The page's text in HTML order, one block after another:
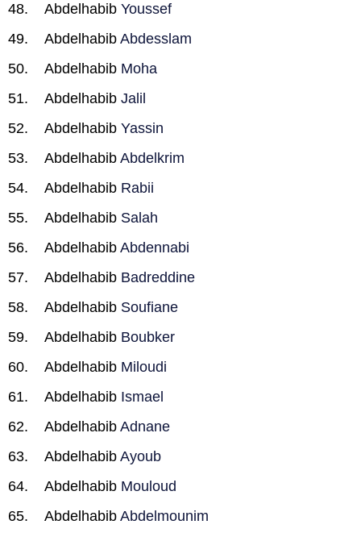
Abdelhabib Youssef
Abdelhabib Abdesslam
Abdelhabib Moha
Abdelhabib Jalil
Abdelhabib Yassin
Abdelhabib Abdelkrim
Abdelhabib Rabii
Abdelhabib Salah
Abdelhabib Abdennabi
Abdelhabib Badreddine
Abdelhabib Soufiane
Abdelhabib Boubker
Abdelhabib Miloudi
Abdelhabib Ismael
Abdelhabib Adnane
Abdelhabib Ayoub
Abdelhabib Mouloud
Abdelhabib Abdelmounim